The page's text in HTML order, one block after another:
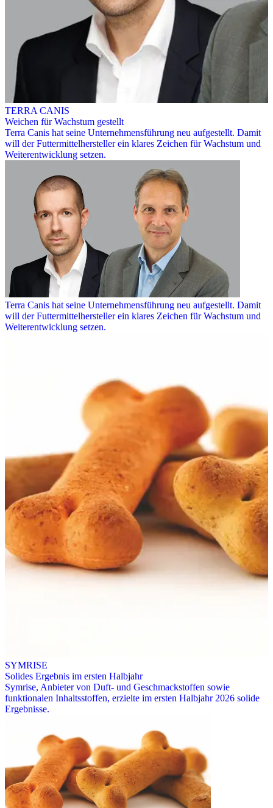
TERRA CANIS
Weichen für Wachstum gestellt
Terra Canis hat seine Unternehmensführung neu aufgestellt. Damit
will der Futtermittelhersteller ein klares Zeichen für Wachstum und
Weiterentwicklung setzen.
Terra Canis hat seine Unternehmensführung neu aufgestellt. Damit
will der Futtermittelhersteller ein klares Zeichen für Wachstum und
Weiterentwicklung setzen.
SYMRISE
Solides Ergebnis im ersten Halbjahr
Symrise, Anbieter von Duft- und Geschmackstoffen sowie
funktionalen Inhaltsstoffen, erzielte im ersten Halbjahr 2026 solide
Ergebnisse.